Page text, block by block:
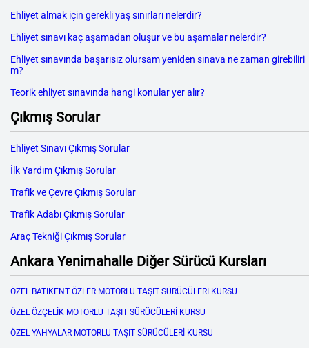
Ehliyet almak için gerekli yaş sınırları nelerdir?
Ehliyet sınavı kaç aşamadan oluşur ve bu aşamalar nelerdir?
Ehliyet sınavında başarısız olursam yeniden sınava ne zaman girebiliri
m?
Teorik ehliyet sınavında hangi konular yer alır?
Çıkmış Sorular
Ehliyet Sınavı Çıkmış Sorular
İlk Yardım Çıkmış Sorular
Trafik ve Çevre Çıkmış Sorular
Trafik Adabı Çıkmış Sorular
Araç Tekniği Çıkmış Sorular
Ankara Yenimahalle Diğer Sürücü Kursları
ÖZEL BATIKENT ÖZLER MOTORLU TAŞIT SÜRÜCÜLERİ KURSU
ÖZEL ÖZÇELİK MOTORLU TAŞIT SÜRÜCÜLERİ KURSU
ÖZEL YAHYALAR MOTORLU TAŞIT SÜRÜCÜLERİ KURSU